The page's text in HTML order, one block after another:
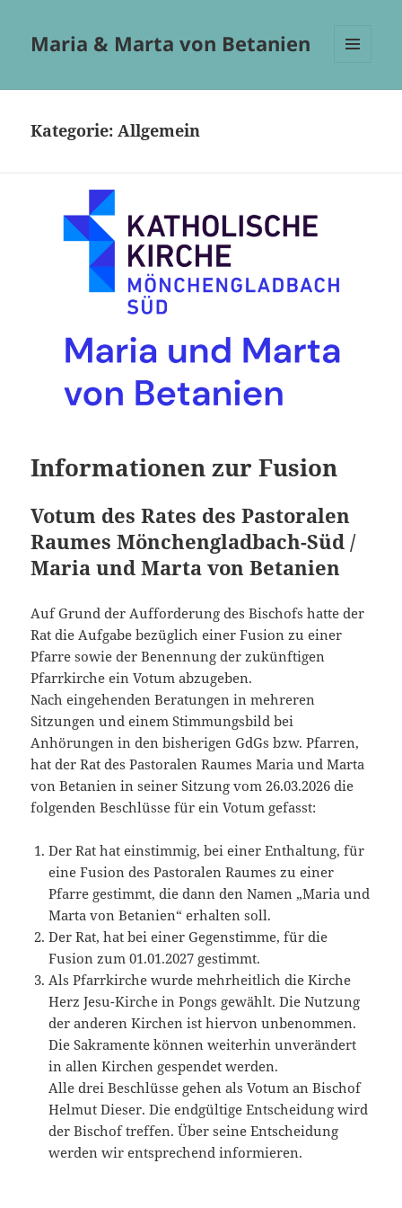
Maria & Marta von Betanien
Kategorie:Allgemein
Informationen zur Fusion
Votum des Rates des Pastoralen
Raumes Mönchengladbach-Süd /
Maria und Marta von Betanien
Auf Grund der Aufforderung des Bischofs hatte der
Rat die Aufgabe bezüglich einer Fusion zu einer
Pfarre sowie der Benennung der zukünftigen
Pfarrkirche ein Votum abzugeben.
Nach eingehenden Beratungen in mehreren
Sitzungen und einem Stimmungsbild bei
Anhörungen in den bisherigen GdGs bzw. Pfarren,
hat der Rat des Pastoralen Raumes Maria und Marta
von Betanien in seiner Sitzung vom 26.03.2026 die
folgenden Beschlüsse für ein Votum gefasst:
Der Rat hat einstimmig, bei einer Enthaltung, für
eine Fusion des Pastoralen Raumes zu einer
Pfarre gestimmt, die dann den Namen „Maria und
Marta von Betanien“ erhalten soll.
Der Rat, hat bei einer Gegenstimme, für die
Fusion zum 01.01.2027 gestimmt.
Als Pfarrkirche wurde mehrheitlich die Kirche
Herz Jesu-Kirche in Pongs gewählt. Die Nutzung
der anderen Kirchen ist hiervon unbenommen.
Die Sakramente können weiterhin unverändert
in allen Kirchen gespendet werden.
Alle drei Beschlüsse gehen als Votum an Bischof
Helmut Dieser. Die endgültige Entscheidung wird
der Bischof treffen. Über seine Entscheidung
werden wir entsprechend informieren.